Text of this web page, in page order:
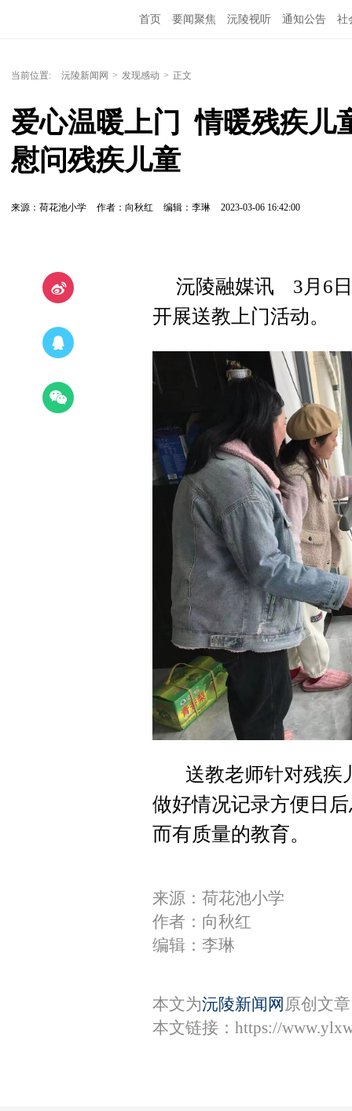
首页 要闻聚焦 沅陵视听 通知公告 社
当前位置: 沅陵新闻网 > 发现感动 > 正文
爱心温暖上门  情暖残疾
慰问残疾儿童
来源：荷花池小学 作者：向秋红 编辑：李琳 2023-03-06 16:42:00
沅陵融媒讯 3月6日
开展送教上门活动。
送教老师针对残疾
做好情况记录方便日
而有质量的教育。
来源：荷花池小学
作者：向秋红
编辑：李琳
本文为沅陵新闻网 原创文
本文链接： https://